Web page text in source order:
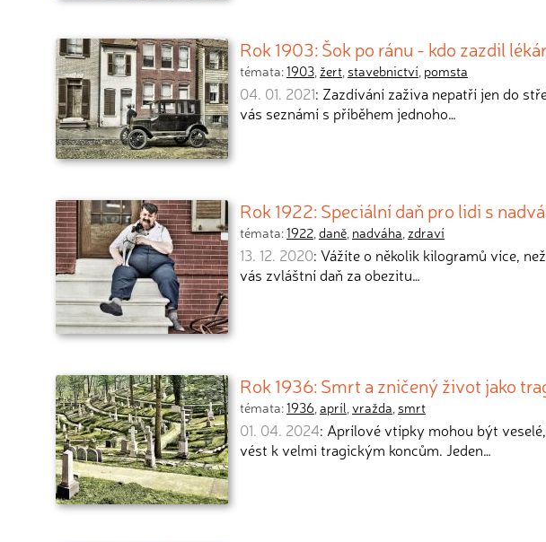
Rok 1903: Šok po ránu - kdo zazdil
témata:1903, žert, stavebnictví, pomsta
04. 01. 2021: Zazdívání zaživa nepatří jen do
vás seznámí s příběhem jednoho…
Rok 1922: Speciální daň pro lidi s
témata:1922,daně, nadváha, zdraví
13. 12. 2020: Vážíte o několik kilogramů více,
vás zvláštní daň za obezitu…
Rok 1936: Smrt a zničený život jako
témata:1936,apríl,vražda, smrt
01. 04. 2024: Aprílové vtípky mohou být
vést k velmi tragickým koncům. Jeden…